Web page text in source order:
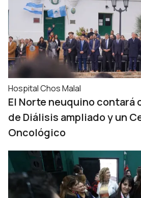
Hospital Chos Malal
El Norte neuquino contará
de Diálisis ampliado y un
Oncológico